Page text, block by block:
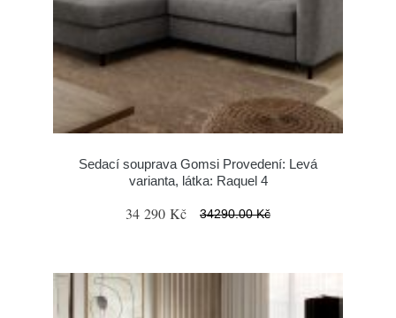
Sedací souprava Gomsi Provedení: Levá
varianta, látka: Raquel 4
34 290 Kč 34290.00 Kč